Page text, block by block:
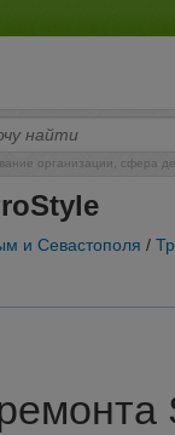
организации, сфера
и Севастополя /